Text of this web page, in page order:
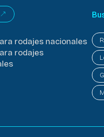
rodajes nacionales
rodajes